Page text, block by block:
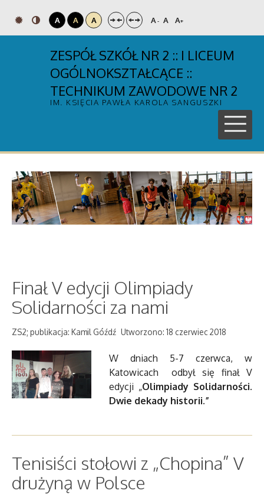
A A A A- A A+
ZESPÓŁ SZKÓŁ NR 2 :: I LICEUM
OGÓLNOKSZTAŁCĄCE ::
TECHNIKUM ZAWODOWE NR 2
IM. KSIĘCIA PAWŁA KAROLA SANGUSZKI
Finał V edycji Olimpiady
Solidarności za nami
ZS2; publikacja: Kamil Góźdź Utworzono: 18 czerwiec 2018
W dniach 5-7 czerwca, w
Katowicach odbył się finał V
edycji „Olimpiady Solidarności.
Dwie dekady historii.”
Tenisiści stołowi z „Chopina” V
drużyną w Polsce